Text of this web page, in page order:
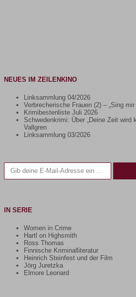
NEUES IM ZEILENKINO
Linksammlung 04/2026
Verbrecherische Frauen (2) – „Sing
Krimibestenliste Juli 2026
Schwedenkrimi: Über „Deine Zeit wird
Vallgren
Linksammlung 03/2026
Gib deine E-Mail-Adresse ein ...
IN SERIE
Women in Crime
Hartl on Highsmith
Ross Thomas
Finnische Kriminalliteratur
Heinrich Steinfest und der Film
Jörg Juretzka
Elmore Leonard